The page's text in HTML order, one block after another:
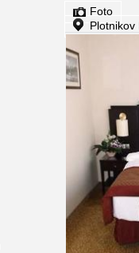
Foto
Plotnikov